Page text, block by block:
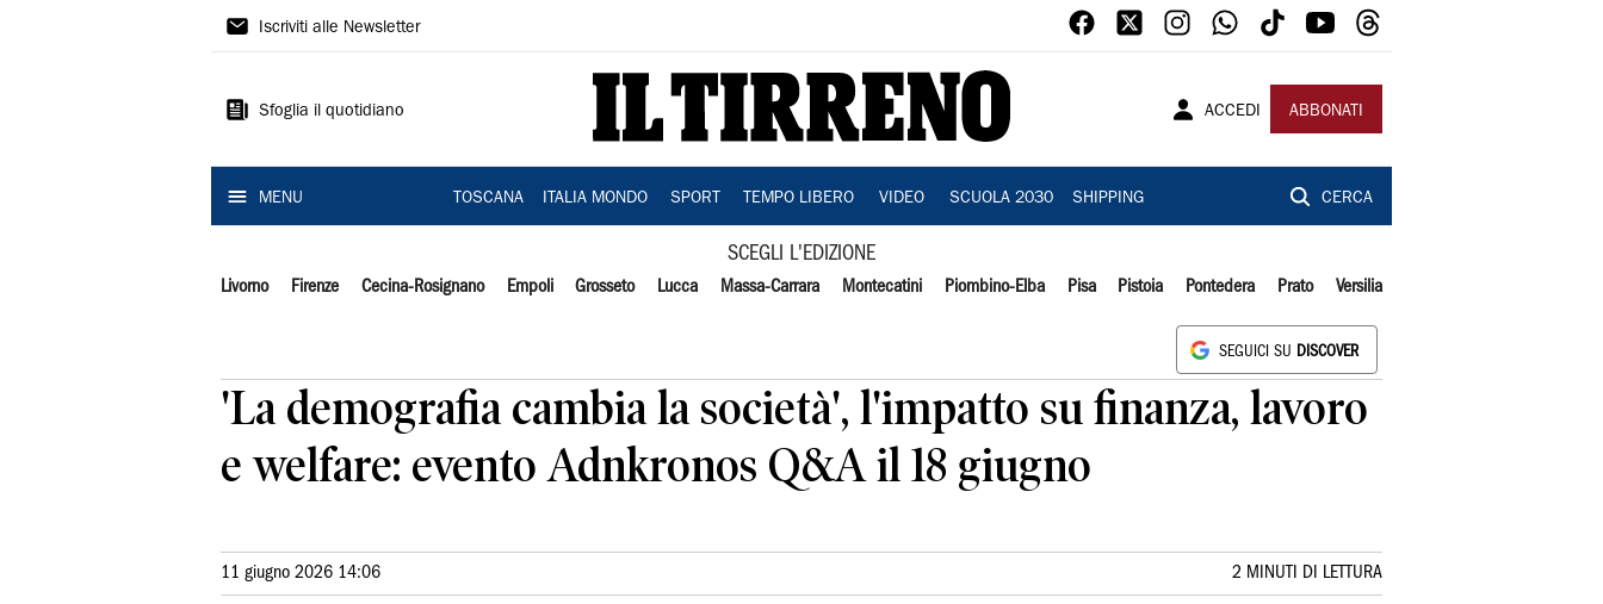
Il
Iscriviti alle Newsletter
Sfoglia il quotidiano ACCEDI ABBONATI
MENU TOSCANA ITALIA MONDO SPORT TEMPO LIBERO VIDEO SCUOLA 2030 SHIPPING CERCA
SCEGLI L'EDIZIONE
Livorno Firenze Cecina-Rosignano Empoli Grosseto Lucca Massa-Carrara Montecatini Piombino-Elba Pisa Pistoia Pontedera Prato Versilia
SEGUICI SU DISCOVER
'La demografia cambia la società', l'impatto su finanza, lavoro
e welfare: evento Adnkronos Q&A il 18 giugno
11 giugno 2026 14:06 2 MINUTI DI LETTURA